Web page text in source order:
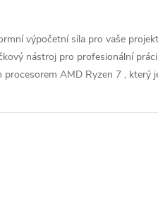
výpočetní síla pro vaše
nástroj pro profesionální
procesorem AMD Ryzen 7 , který